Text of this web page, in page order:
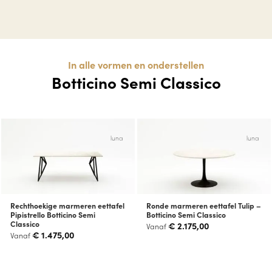
In alle vormen en onderstellen
Botticino Semi Classico
Rechthoekige marmeren eettafel
Pipistrello Botticino Semi
Classico
Vanaf€ 1.475,00
luna
Ronde marmeren eettafel Tulip –
Botticino Semi Classico
Vanaf€ 2.175,00
luna